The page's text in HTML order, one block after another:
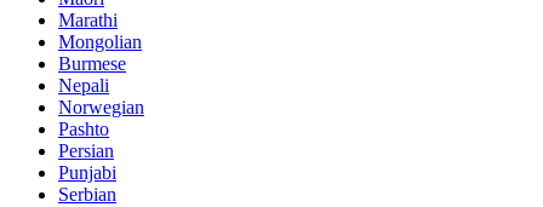
Marathi
Mongolian
Burmese
Nepali
Norwegian
Pashto
Persian
Punjabi
Serbian